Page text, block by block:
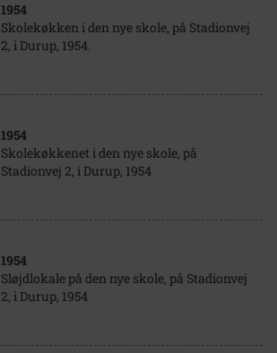
1954
Skolekøkken i den nye skole, på Stadionvej
2, i Durup, 1954.
1954
Skolekøkkenet i den nye skole, på
Stadionvej 2, i Durup, 1954
1954
Sløjdlokale på den nye skole, på Stadionvej
2, i Durup, 1954